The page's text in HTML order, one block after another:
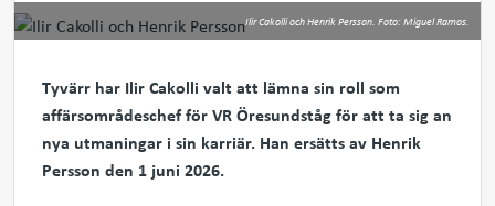
Ilir Cakolli och Henrik Persson. Foto: Miguel Ramos.
Tyvärr har Ilir Cakolli valt att lämna sin roll som
affärsområdeschef för VR Öresundståg för att ta sig an
nya utmaningar i sin karriär. Han ersätts av Henrik
Persson den 1 juni 2026.